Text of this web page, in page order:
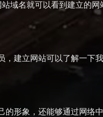
名就可以看到建立的网
建立网站可以了解一下
形象，还能够通过网络